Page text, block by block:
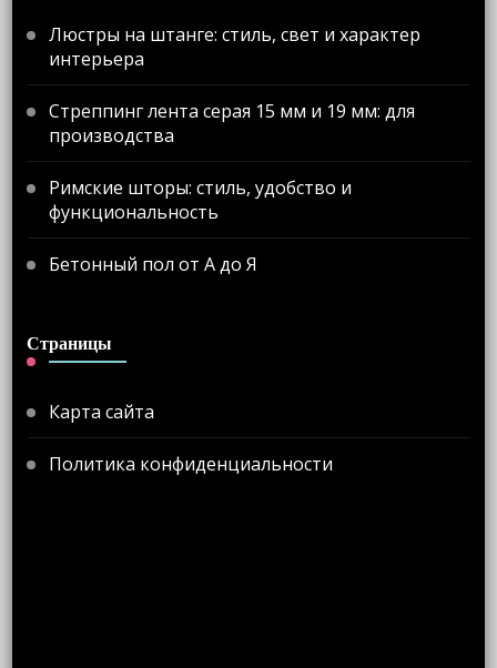
Люстры на штанге: стиль, свет и характер
интерьера
Стреппинг лента серая 15 мм и 19 мм: для
производства
Римские шторы: стиль, удобство и
функциональность
Бетонный пол от А до Я
Страницы
Карта сайта
Политика конфиденциальности